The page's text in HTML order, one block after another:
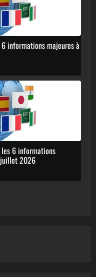
informations majeures à
les 6 informations
2026